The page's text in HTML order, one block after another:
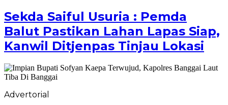
Sekda Saiful Usuria : Pemda
Balut Pastikan Lahan Lapas Siap,
Kanwil Ditjenpas Tinjau Lokasi
Advertorial